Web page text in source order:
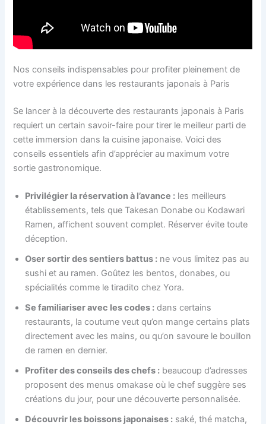
Nos conseils indispensables pour profiter pleinement de
votre expérience dans les restaurants japonais à Paris
Se lancer à la découverte des restaurants japonais à Paris
requiert un certain savoir-faire pour tirer le meilleur parti de
cette immersion dans la cuisine japonaise. Voici des
conseils essentiels afin d’apprécier au maximum votre
sortie gastronomique.
Privilégier la réservation à l’avance : les meilleurs
établissements, tels que Takesan Donabe ou Kodawari
Ramen, affichent souvent complet. Réserver évite toute
déception.
Oser sortir des sentiers battus : ne vous limitez pas au
sushi et au ramen. Goûtez les bentos, donabes, ou
spécialités comme le tiradito chez Yora.
Se familiariser avec les codes : dans certains
restaurants, la coutume veut qu’on mange certains plats
directement avec les mains, ou qu’on savoure le bouillon
de ramen en dernier.
Profiter des conseils des chefs : beaucoup d’adresses
proposent des menus omakase où le chef suggère ses
créations du jour, pour une découverte personnalisée.
Découvrir les boissons japonaises : saké, thé matcha,